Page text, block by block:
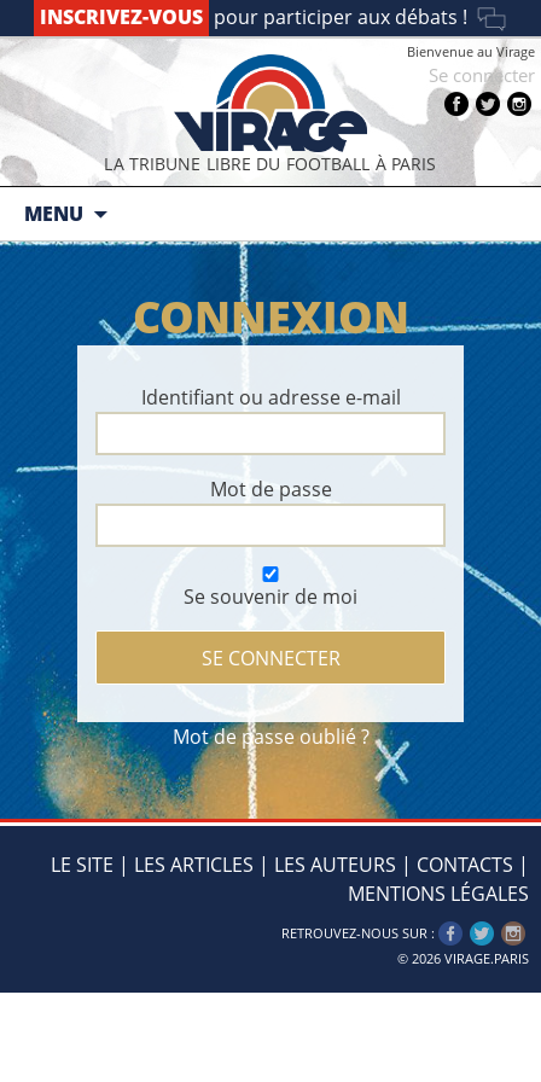
INSCRIVEZ-VOUS pour participer aux débats !
LA TRIBUNE LIBRE DU FOOTBALL À PARIS
Bienvenue au Virage
Se connecter
MENU
Aller au contenu principal
CONNEXION
Identifiant ou adresse e-mail
Mot de passe
Se souvenir de moi
Mot de passe oublié ?
LE SITE | LES ARTICLES | LES AUTEURS | CONTACTS |
MENTIONS LÉGALES
RETROUVEZ-NOUS SUR :
© 2026 VIRAGE.PARIS